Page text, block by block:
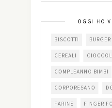
OGGI HO
BISCOTTI BURGER
CEREALI
COMPLEANNO BIMBI
CORPORESANO
FARINE FINGER